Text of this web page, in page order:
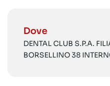
Dove
DENTAL CLUB S.P.A.
BORSELLINO 38